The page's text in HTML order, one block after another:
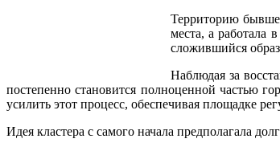
Территорию
места, а работала
сложившийся
Наблюдая за
постепенно становится полноценной частью
усилить этот процесс, обеспечивая площадке
Идея кластера с самого начала предполагала